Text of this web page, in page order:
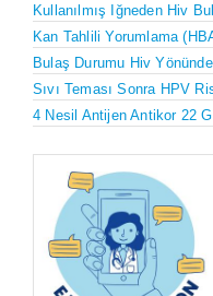
Kullanılmış Iğneden Hiv
Kan Tahlili Yorumlama
Bulaş Durumu Hiv
Sıvı Teması Sonra HPV
4 Nesil Antijen Antikor 22